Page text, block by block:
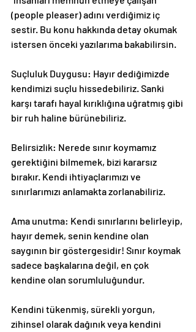
(people pleaser) adını verdiğimiz iç
sestir. Bu konu hakkında detay okumak
istersen önceki yazılarıma bakabilirsin.
Suçluluk Duygusu: Hayır dediğimizde
kendimizi suçlu hissedebiliriz. Sanki
karşı tarafı hayal kırıklığına uğratmış gibi
bir ruh haline bürünebiliriz.
Belirsizlik: Nerede sınır koymamız
gerektiğini bilmemek, bizi kararsız
bırakır. Kendi ihtiyaçlarımızı ve
sınırlarımızı anlamakta zorlanabiliriz.
Ama unutma: Kendi sınırlarını belirleyip,
hayır demek, senin kendine olan
saygının bir göstergesidir! Sınır koymak
sadece başkalarına değil, en çok
kendine olan sorumluluğundur.
Kendini tükenmiş, sürekli yorgun,
zihinsel olarak dağınık veya kendini